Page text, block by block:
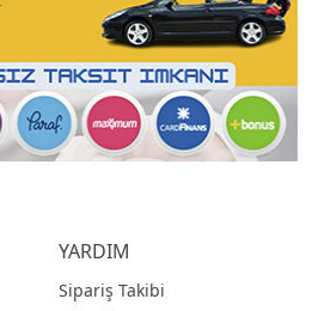
YARDIM
Sipariş Takibi